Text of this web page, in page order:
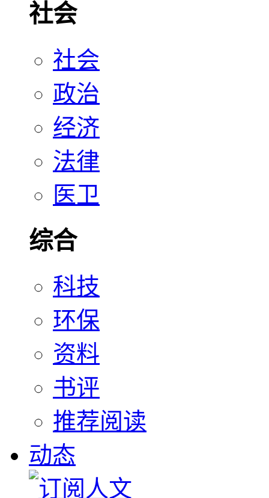
社会
社会
政治
经济
法律
医卫
综合
科技
环保
资料
书评
推荐阅读
动态